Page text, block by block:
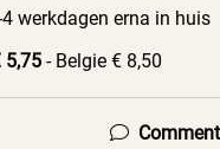
werkdagen erna in huis
5,75 - Belgie € 8,50
Comment